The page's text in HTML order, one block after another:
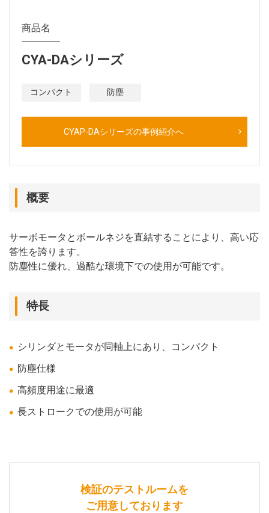
商品名
CYA-DAシリーズ
コンパクト 防塵
CYAP-DAシリーズの事例紹介へ
概要
サーボモータとボールネジを直結することにより、高い応
答性を誇ります。
防塵性に優れ、過酷な環境下での使用が可能です。
特長
シリンダとモータが同軸上にあり、コンパクト
防塵仕様
高頻度用途に最適
長ストロークでの使用が可能
検証のテストルームを
ご用意しております